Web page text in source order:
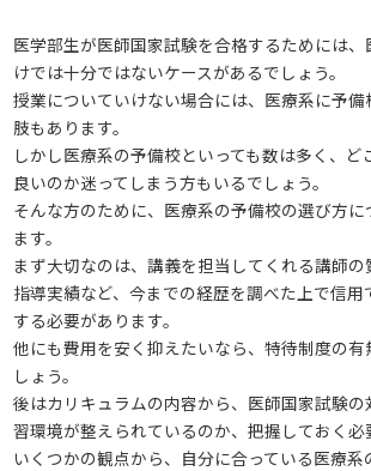
医学部生が医師国家試験を合格するためには
けでは十分ではないケースがあるでしょう。
授業についていけない場合には、医療系に予
肢もあります。
しかし医療系の予備校といっても数は多く、
良いのか迷ってしまう方もいるでしょう。
そんな方のために、医療系の予備校の選び方
ます。
まず大切なのは、講義を担当してくれる講師の
指導実績など、今までの経歴を調べた上で信
する必要があります。
他にも費用を安く抑えたいなら、特待制度の有
しょう。
後はカリキュラムの内容から、医師国家試験
習環境が整えられているのか、把握しておく必
いくつかの観点から、自分に合っている医療系